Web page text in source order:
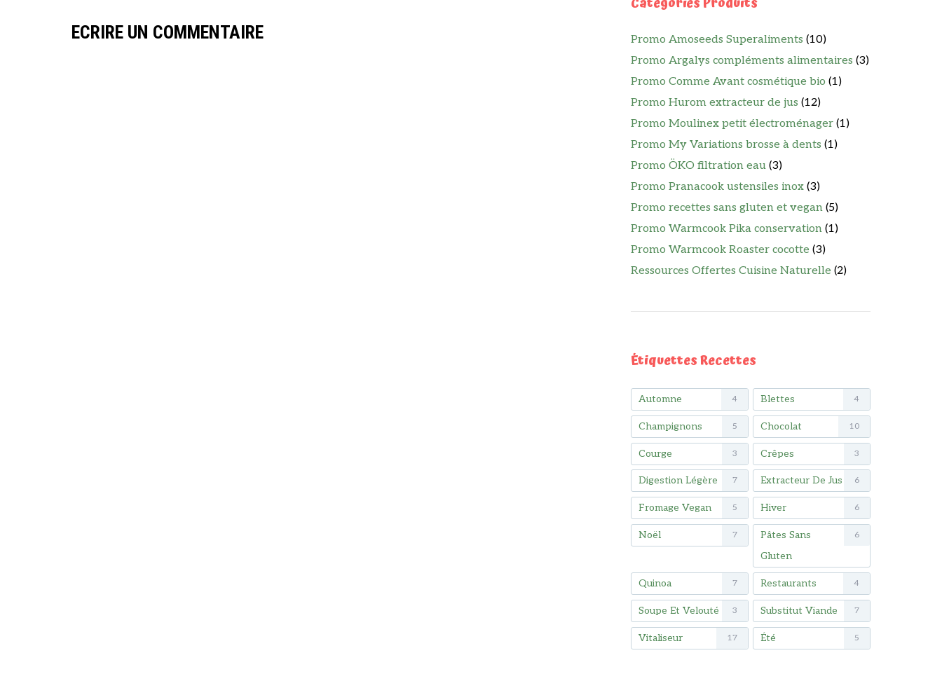
ECRIRE UN COMMENTAIRE Promo Amoseeds Superaliments (10)
Promo Argalys compléments alimentaires (3)
Promo Comme Avant cosmétique bio (1)
Promo Hurom extracteur de jus (12)
Promo Moulinex petit électroménager (1)
Promo My Variations brosse à dents (1)
Promo ÖKO filtration eau (3)
Promo Pranacook ustensiles inox (3)
Promo recettes sans gluten et vegan (5)
Promo Warmcook Pika conservation (1)
Promo Warmcook Roaster cocotte (3)
Ressources Offertes Cuisine Naturelle (2)
Étiquettes Recettes
Automne 4 Blettes 4
Champignons 5 Chocolat 10
Courge 3 Crêpes 3
Digestion Légère 7 Extracteur De Jus 6
Fromage Vegan 5 Hiver 6
Noël 7
Pâtes Sans
Gluten
6
Quinoa 7 Restaurants 4
Soupe Et Velouté 3 Substitut Viande 7
Vitaliseur 17 Été 5